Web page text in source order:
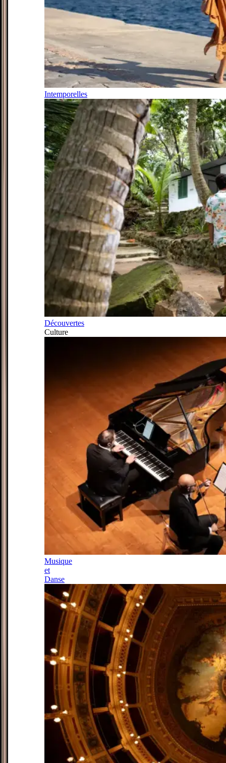
Intemporelles
Découvertes
Culture
Musique
et
Danse